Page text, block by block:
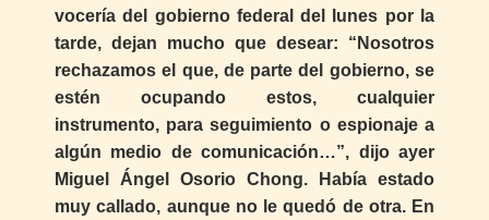
vocería del gobierno federal del lunes por la
tarde, dejan mucho que desear: “Nosotros
rechazamos el que, de parte del gobierno, se
estén ocupando estos, cualquier
instrumento, para seguimiento o espionaje a
algún medio de comunicación…”, dijo ayer
Miguel Ángel Osorio Chong. Había estado
muy callado, aunque no le quedó de otra. En